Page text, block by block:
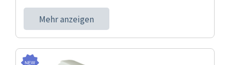
Mehr anzeigen